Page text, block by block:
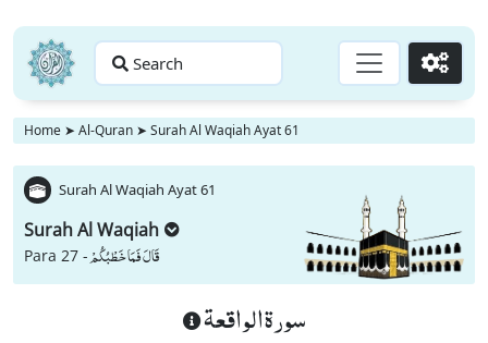
Search Go
Home ➤ Al-Quran ➤ Surah Al Waqiah Ayat 61
Surah Al Waqiah Ayat 61
Surah Al Waqiah
Para 27 -قَالَ فَمَا خَطْبُكُمْ
سورة الواقعة